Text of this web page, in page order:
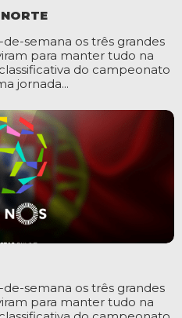
de-semana os três grandes
para manter tudo na
do campeonato
jornada...
de-semana os três grandes
para manter tudo na